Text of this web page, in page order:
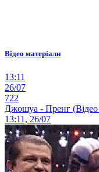
Відео матеріали
13:11
26/07
722
Джошуа - Пренг
13:11, 26/07